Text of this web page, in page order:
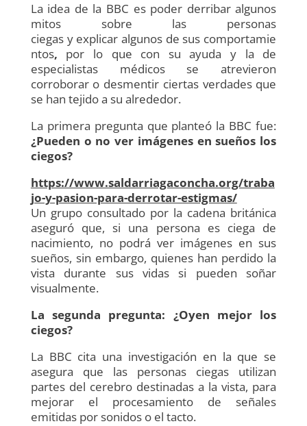
La idea de la BBC es poder derribar algunos
mitos sobre las personas
ciegas y explicar algunos de sus comportamie
ntos, por lo que con su ayuda y la de
especialistas médicos se atrevieron
corroborar o desmentir ciertas verdades que
se han tejido a su alrededor.
La primera pregunta que planteó la BBC fue:
¿Pueden o no ver imágenes en sueños los
ciegos?
https://www.saldarriagaconcha.org/traba
jo-y-pasion-para-derrotar-estigmas/
Un grupo consultado por la cadena británica
aseguró que, si una persona es ciega de
nacimiento, no podrá ver imágenes en sus
sueños, sin embargo, quienes han perdido la
vista durante sus vidas si pueden soñar
visualmente.
La segunda pregunta: ¿Oyen mejor los
ciegos?
La BBC cita una investigación en la que se
asegura que las personas ciegas utilizan
partes del cerebro destinadas a la vista, para
mejorar el procesamiento de señales
emitidas por sonidos o el tacto.